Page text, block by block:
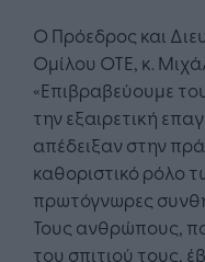
Ο Πρόεδρος και
Ομίλου ΟΤΕ, κ.
«Επιβραβεύουμε
την εξαιρετική
απέδειξαν στην
καθοριστικό ρόλο
πρωτόγνωρες
Τους ανθρώπους,
του σπιτιού τους,